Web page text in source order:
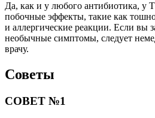
Да, как и у любого антибиотика, у
побочные эффекты, такие как
и аллергические реакции. Если вы
необычные симптомы, следует
врачу.
Советы
СОВЕТ №1